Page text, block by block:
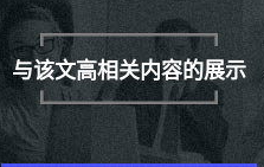
与该文高相关内容的展示